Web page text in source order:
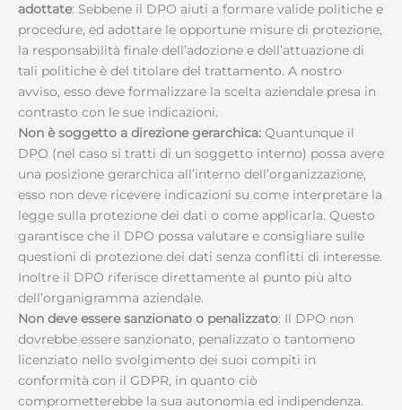
adottate: Sebbene il DPO aiuti a formare valide politiche e
procedure, ed adottare le opportune misure di protezione,
la responsabilità finale dell’adozione e dell’attuazione di
tali politiche è del titolare del trattamento. A nostro
avviso, esso deve formalizzare la scelta aziendale presa in
contrasto con le sue indicazioni.
Non è soggetto a direzione gerarchica: Quantunque il
DPO (nel caso si tratti di un soggetto interno) possa avere
una posizione gerarchica all’interno dell’organizzazione,
esso non deve ricevere indicazioni su come interpretare la
legge sulla protezione dei dati o come applicarla. Questo
garantisce che il DPO possa valutare e consigliare sulle
questioni di protezione dei dati senza conflitti di interesse.
Inoltre il DPO riferisce direttamente al punto più alto
dell’organigramma aziendale.
Non deve essere sanzionato o penalizzato: Il DPO non
dovrebbe essere sanzionato, penalizzato o tantomeno
licenziato nello svolgimento dei suoi compiti in
conformità con il GDPR, in quanto ciò
comprometterebbe la sua autonomia ed indipendenza.